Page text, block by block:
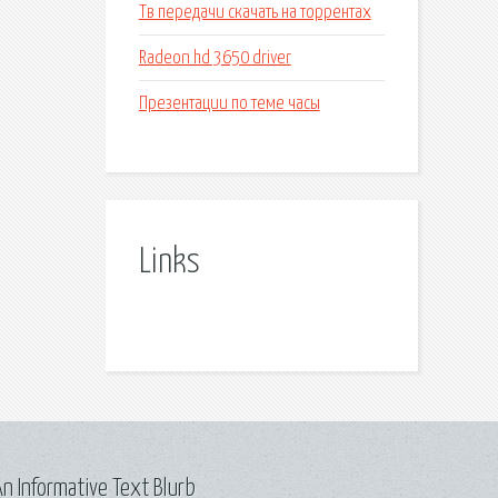
Тв передачи скачать на торрентах
Radeon hd 3650 driver
Презентации по теме часы
Links
Informative Text Blurb